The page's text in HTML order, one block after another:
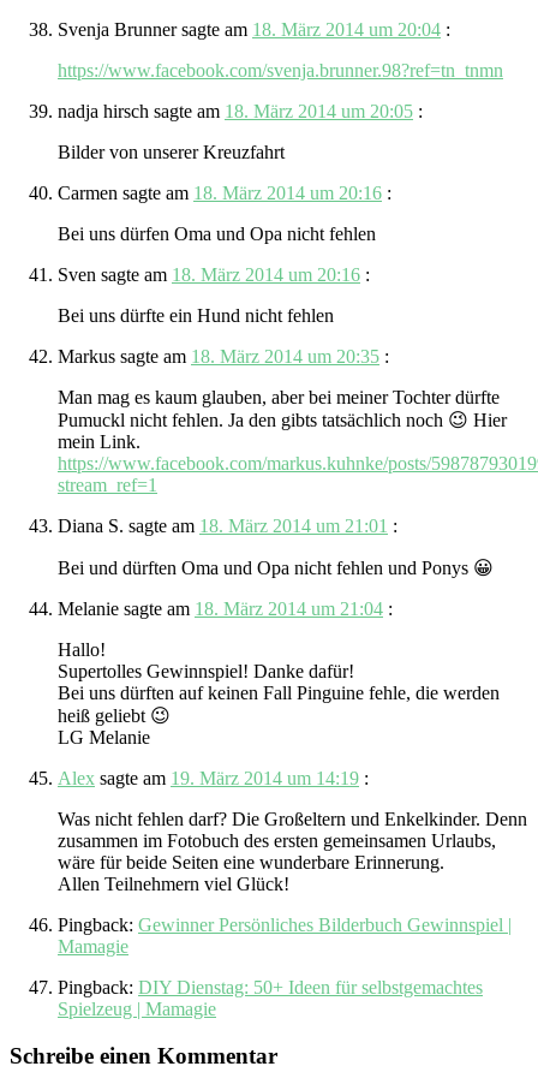
Svenja Brunnersagte am 18. März 2014 um 20:04 :
https://www.facebook.com/svenja.brunner.98?ref=tn_tnmn
nadja hirsch sagte am 18. März 2014 um 20:05 :
Bilder von unserer Kreuzfahrt
Carmen sagte am 18. März 2014 um 20:16 :
Bei uns dürfen Oma und Opa nicht fehlen
Sven sagte am 18. März 2014 um 20:16 :
Bei uns dürfte ein Hund nicht fehlen
Markus sagte am 18. März 2014 um 20:35 :
Man mag es kaum glauben, aber bei meiner Tochter dürfte
Pumuckl nicht fehlen. Ja den gibts tatsächlich noch 😉 Hier
mein Link.
https://www.facebook.com/markus.kuhnke/posts/
stream_ref=1
Diana S. sagte am 18. März 2014 um 21:01 :
Bei und dürften Oma und Opa nicht fehlen und Ponys 😀
Melanie sagte am 18. März 2014 um 21:04 :
Hallo!
Supertolles Gewinnspiel! Danke dafür!
Bei uns dürften auf keinen Fall Pinguine fehle, die werden
heiß geliebt 😉
LG Melanie
Alex sagte am 19. März 2014 um 14:19 :
Was nicht fehlen darf? Die Großeltern und Enkelkinder. Denn
zusammen im Fotobuch des ersten gemeinsamen Urlaubs,
wäre für beide Seiten eine wunderbare Erinnerung.
Allen Teilnehmern viel Glück!
Pingback: Gewinner Persönliches Bilderbuch Gewinnspiel |
Mamagie
Pingback: DIY Dienstag: 50+ Ideen für selbstgemachtes
Spielzeug | Mamagie
Schreibe einen Kommentar